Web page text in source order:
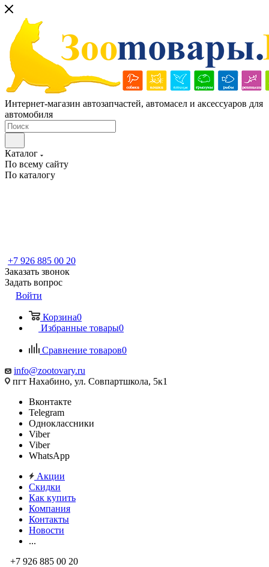
Интернет-магазин автозапчастей, автомасел и аксессуаров для
автомобиля
Каталог
По всему сайту
По каталогу
+7 926 885 00 20
Заказать звонок
Задать вопрос
Войти
Корзина0
Избранные товары0
Сравнение товаров0
info@zootovary.ru
пгт Нахабино, ул. Совпартшкола, 5к1
Вконтакте
Telegram
Одноклассники
Viber
Viber
WhatsApp
Акции
Скидки
Как купить
Компания
Контакты
Новости
...
+7 926 885 00 20